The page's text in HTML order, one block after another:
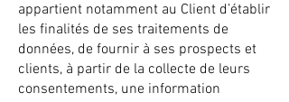
appartient notamment au Client d’établir
les finalités de ses traitements de
données, de fournir à ses prospects et
clients, à partir de la collecte de leurs
consentements, une information